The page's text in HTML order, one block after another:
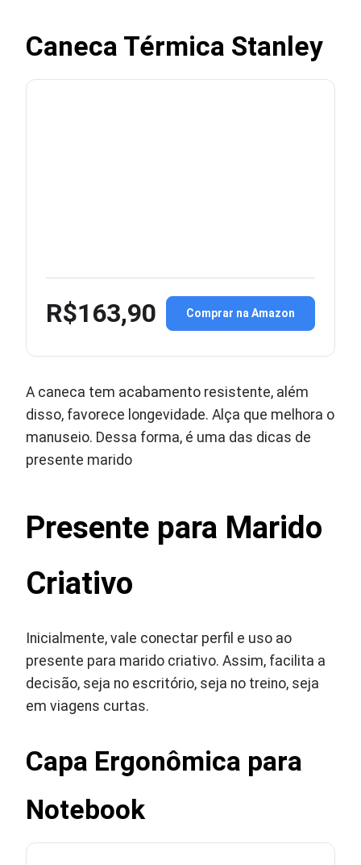
Caneca Térmica Stanley
R$163,90 Comprar na Amazon
A caneca tem acabamento resistente, além
disso, favorece longevidade. Alça que melhora o
manuseio. Dessa forma, é uma das dicas de
presente marido
Presente para Marido
Criativo
Inicialmente, vale conectar perfil e uso ao
presente para marido criativo. Assim, facilita a
decisão, seja no escritório, seja no treino, seja
em viagens curtas.
Capa Ergonômica para
Notebook